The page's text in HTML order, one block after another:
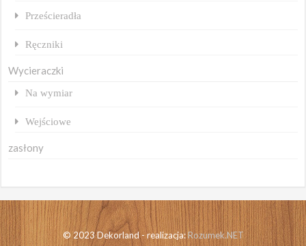
Prześcieradła
Ręczniki
Wycieraczki
Na wymiar
Wejściowe
zasłony
© 2023 Dekorland - realizacja:Rozumek.NET